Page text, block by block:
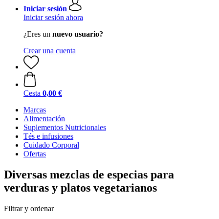
Iniciar sesión
Iniciar sesión ahora
¿Eres un nuevo usuario?
Crear una cuenta
Cesta 0,00 €
Marcas
Alimentación
Suplementos Nutricionales
Tés e infusiones
Cuidado Corporal
Ofertas
Diversas mezclas de especias para
verduras y platos vegetarianos
Filtrar y ordenar